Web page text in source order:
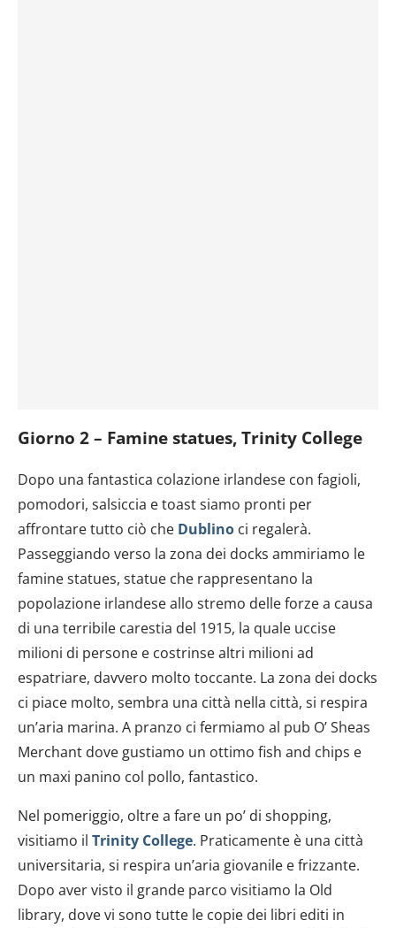
Giorno 2 – Famine statues, Trinity College
Dopo una fantastica colazione irlandese con fagioli,
pomodori, salsiccia e toast siamo pronti per
affrontare tutto ciò che Dublino ci regalerà.
Passeggiando verso la zona dei docks ammiriamo le
famine statues, statue che rappresentano la
popolazione irlandese allo stremo delle forze a causa
di una terribile carestia del 1915, la quale uccise
milioni di persone e costrinse altri milioni ad
espatriare, davvero molto toccante. La zona dei docks
ci piace molto, sembra una città nella città, si respira
un’aria marina. A pranzo ci fermiamo al pub O’ Sheas
Merchant dove gustiamo un ottimo fish and chips e
un maxi panino col pollo, fantastico.
Nel pomeriggio, oltre a fare un po’ di shopping,
visitiamo il Trinity College. Praticamente è una città
universitaria, si respira un’aria giovanile e frizzante.
Dopo aver visto il grande parco visitiamo la Old
library, dove vi sono tutte le copie dei libri editi in